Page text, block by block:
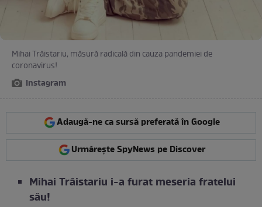
Mihai Trăistariu, măsură radicală din cauza pandemiei de
coronavirus!
Instagram
Adaugă-ne ca sursă preferată în Google
Urmărește SpyNews pe Discover
Mihai Trăistariu i-a furat meseria fratelui
său!